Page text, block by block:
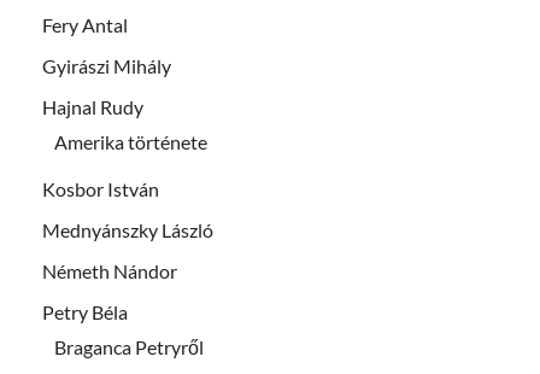
Fery Antal
Gyirászi Mihály
Hajnal Rudy
Amerika története
Kosbor István
Mednyánszky László
Németh Nándor
Petry Béla
Braganca Petryről